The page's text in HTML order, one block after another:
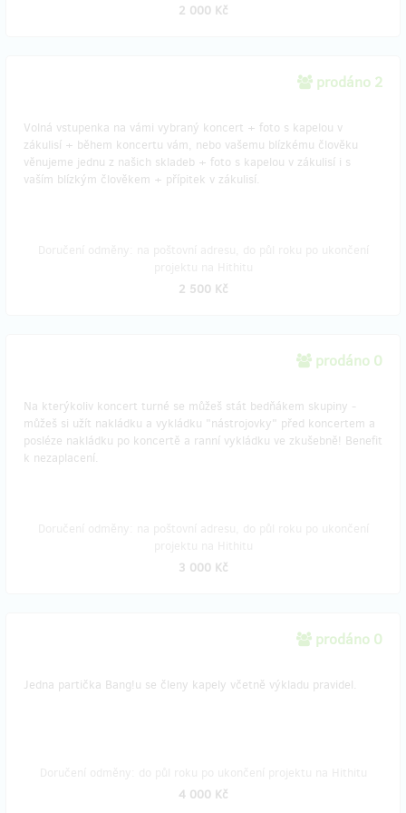
2 000 Kč
prodáno 2
Volná vstupenka na vámi vybraný koncert + foto s kapelou v
zákulisí + během koncertu vám, nebo vašemu blízkému člověku
věnujeme jednu z našich skladeb + foto s kapelou v zákulisí i s
vaším blízkým člověkem + přípitek v zákulisí.
2 500 Kč
prodáno 0
Na kterýkoliv koncert turné se můžeš stát bedňákem skupiny -
můžeš si užít nakládku a vykládku "nástrojovky" před koncertem a
posléze nakládku po koncertě a ranní vykládku ve zkušebně! Benefit
k nezaplacení.
3 000 Kč
prodáno 0
Jedna partička Bang!u se členy kapely včetně výkladu pravidel.
4 000 Kč